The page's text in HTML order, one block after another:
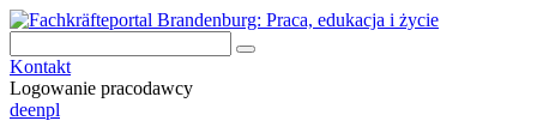
Kontakt
Logowanie pracodawcy
deenpl